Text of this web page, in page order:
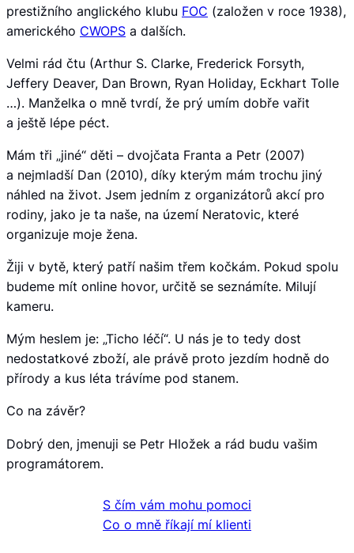
prestižního anglického klubu FOC (založen v roce 1938),
amerického CWOPS a dalších.
Velmi rád čtu (Arthur S. Clarke, Frederick Forsyth,
Jeffery Deaver, Dan Brown, Ryan Holiday, Eckhart Tolle
…). Manželka o mně tvrdí, že prý umím dobře vařit
a ještě lépe péct.
Mám tři „jiné“ děti – dvojčata Franta a Petr (2007)
a nejmladší Dan (2010), díky kterým mám trochu jiný
náhled na život. Jsem jedním z organizátorů akcí pro
rodiny, jako je ta naše, na území Neratovic, které
organizuje moje žena.
Žiji v bytě, který patří našim třem kočkám. Pokud spolu
budeme mít online hovor, určitě se seznámíte. Milují
kameru.
Mým heslem je: „Ticho léčí“. U nás je to tedy dost
nedostatkové zboží, ale právě proto jezdím hodně do
přírody a kus léta trávíme pod stanem.
Co na závěr?
Dobrý den, jmenuji se Petr Hložek a rád budu vašim
programátorem.
S čím vám mohu pomoci
Co o mně říkají mí klienti